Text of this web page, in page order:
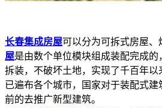
长春集成房屋可以分为可拆式房屋、
屋是由数个单位模块组成装配完成
拆装，不破坏土地，实现了千百年
已遍布各个城市，国家对于装配式
前的去推广新型建筑。